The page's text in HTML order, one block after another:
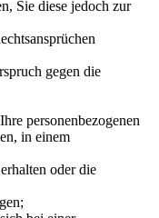
Sie diese jedoch zur
gegen die
personenbezogenen
in einem
oder die